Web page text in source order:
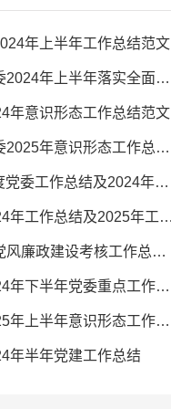
年上半年工作总结范文
年落实全面从严治党主体责任情况报告
年意识形态工作总结范文
识形态工作总结及下一步工作思路
作总结及2024年度工作计划
工作总结及2025年工作计划
建设考核工作总结报告材料
下半年党委重点工作计划
半年意识形态工作总结报告
年半年党建工作总结